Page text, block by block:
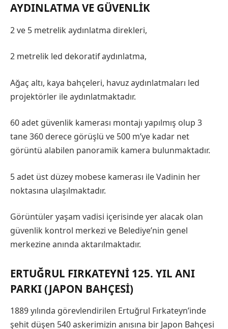
AYDINLATMA VE GÜVENLIK
2 ve 5 metrelik aydınlatma direkleri,
2 metrelik led dekoratif aydınlatma,
Ağaç altı, kaya bahçeleri, havuz aydınlatmaları led
projektörler ile aydınlatmaktadır.
60 adet güvenlik kamerası montajı yapılmış olup 3
tane 360 derece görüşlü ve 500 m’ye kadar net
görüntü alabilen panoramik kamera bulunmaktadır.
5 adet üst düzey mobese kamerası ile Vadinin her
noktasına ulaşılmaktadır.
Görüntüler yaşam vadisi içerisinde yer alacak olan
güvenlik kontrol merkezi ve Belediye’nin genel
merkezine anında aktarılmaktadır.
ERTUĞRUL FIRKATEYNI 125. YIL ANI
PARKI (JAPON BAHÇESI)
1889 yılında görevlendirilen Ertuğrul Fırkateyn’inde
şehit düşen 540 askerimizin anısına bir Japon Bahçesi